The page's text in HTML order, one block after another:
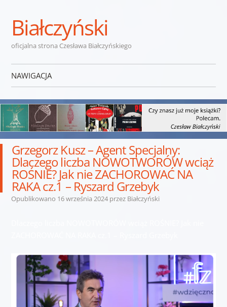
Białczyński
oficjalna strona Czesława Białczyńskiego
NAWIGACJA
Grzegorz Kusz – Agent Specjalny:
Dlaczego liczba NOWOTWORÓW wciąż
ROŚNIE? Jak nie ZACHOROWAĆ NA
RAKA cz.1 – Ryszard Grzebyk
Opublikowano 16 września 2024przez Białczyński